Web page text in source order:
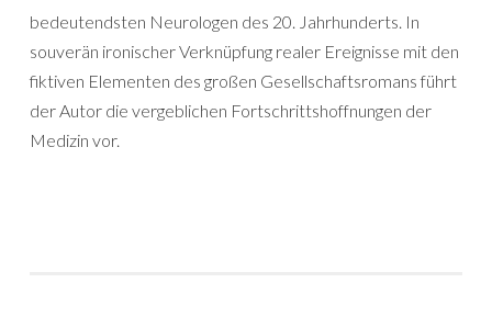
bedeutendsten Neurologen des 20. Jahrhunderts. In
souverän ironischer Verknüpfung realer Ereignisse mit den
fiktiven Elementen des großen Gesellschaftsromans führt
der Autor die vergeblichen Fortschrittshoffnungen der
Medizin vor.